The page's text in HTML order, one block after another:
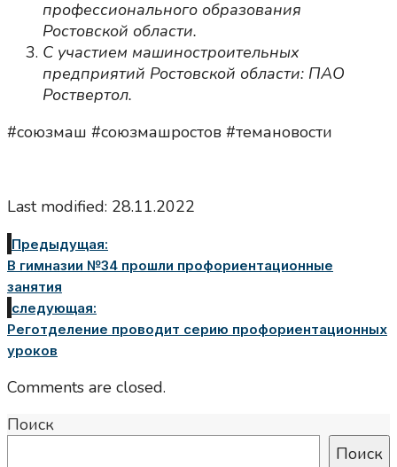
профессионального образования
Ростовской области.
С участием машиностроительных
предприятий Ростовской области: ПАО
Роствертол.
#союзмаш #союзмашростов #темановости
Last modified: 28.11.2022
Предыдущая:
В гимназии №34 прошли профориентационные
занятия
следующая:
Реготделение проводит серию профориентационных
уроков
Comments are closed.
Поиск
Поиск